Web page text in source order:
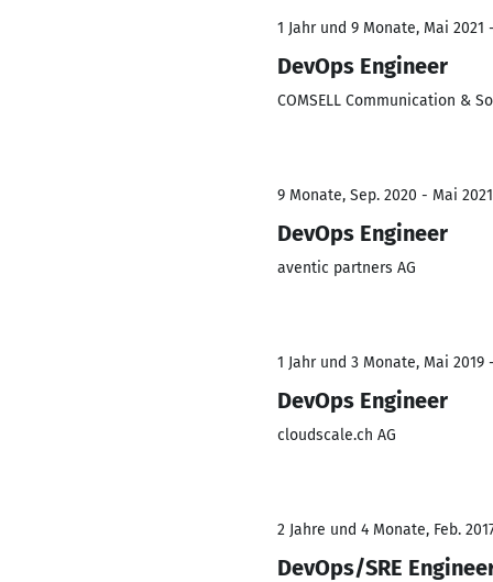
1 Jahr und 9 Monate, Mai 2021
DevOps Engineer
COMSELL Communication &
9 Monate, Sep. 2020 - Mai 2021
DevOps Engineer
aventic partners AG
1 Jahr und 3 Monate, Mai 2019
DevOps Engineer
cloudscale.ch AG
2 Jahre und 4 Monate, Feb.
DevOps/SRE